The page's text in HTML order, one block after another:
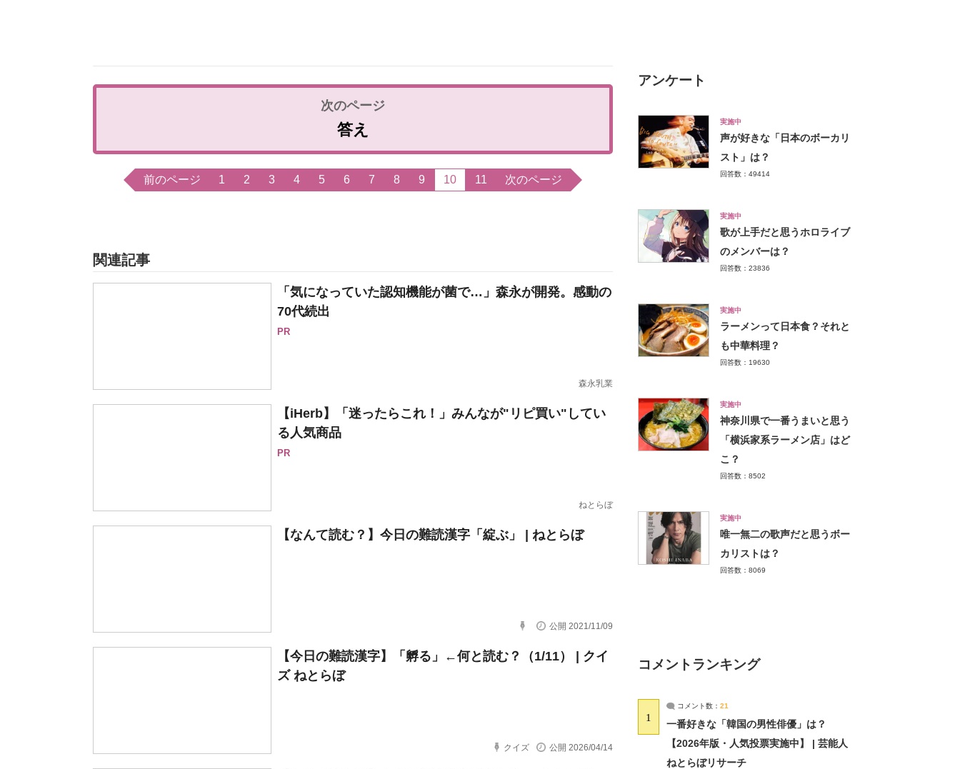
答え
前のページ 1 2 3 4 5 6 7 8 9 10 11 次のページ
関連記事
「気になっていた認知機能が菌で…」森永が開発。感動の
70代続出
PR
森永乳業
【iHerb】「迷ったらこれ！」みんなが"リピ買い"してい
る人気商品
PR
ねとらぼ
【なんて読む？】今日の難読漢字「綻ぶ」 | ねとらぼ
公開 2021/11/09
【今日の難読漢字】「孵る」←何と読む？（1/11） | クイ
ズ ねとらぼ
クイズ 公開 2026/04/14
アンケート
実施中
声が好きな「日本のボーカリ
スト」は？
回答数：49414
実施中
歌が上手だと思うホロライブ
のメンバーは？
回答数：23836
実施中
ラーメンって日本食？それと
も中華料理？
回答数：19630
実施中
神奈川県で一番うまいと思う
「横浜家系ラーメン店」はど
こ？
回答数：8502
実施中
唯一無二の歌声だと思うボー
カリストは？
回答数：8069
コメントランキング
1
コメント数： 21
一番好きな「韓国の男性俳優」は？
【2026年版・人気投票実施中】 | 芸能人
ねとらぼリサーチ